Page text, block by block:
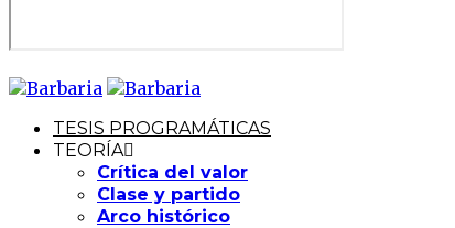
TESIS PROGRAMÁTICAS
TEORÍA
Crítica del valor
Clase y partido
Arco histórico